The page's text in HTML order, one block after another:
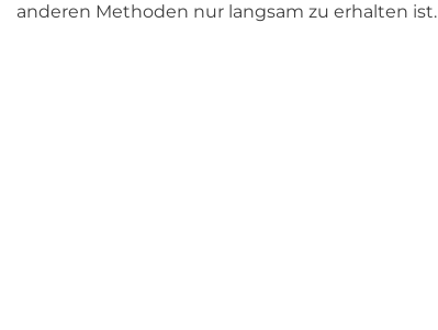
anderen Methoden nur langsam zu erhalten ist.